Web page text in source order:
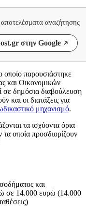
αναζήτησης
στην Google
οποίο παρουσιάστηκε
και Οικονομικών
σε δημόσια διαβούλευση
και οι διατάξεις για
μηχανισμό.
τα ισχύοντα όρια
οποία προσδιορίζουν
και
σε 14.000 ευρώ (14.000